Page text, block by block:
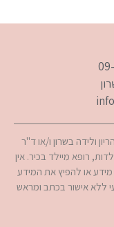
ולידה בשרון ו/או ד"ר
רופא מיילד בכיר. אין
או להפיץ את המידע
ללא אישור בכתב ומראש